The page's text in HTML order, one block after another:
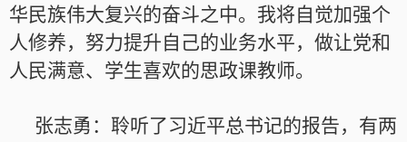
华民族伟大复兴的奋斗之中。我将自觉加强个
人修养，努力提升自己的业务水平，做让党和
人民满意、学生喜欢的思政课教师。
张志勇：聆听了习近平总书记的报告，有两